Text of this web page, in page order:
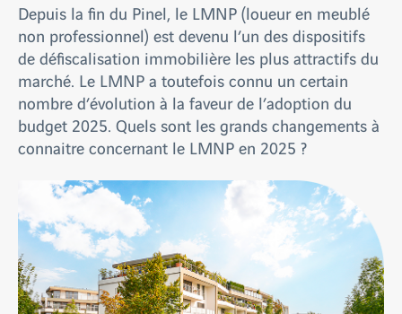
Depuis la fin du Pinel, le LMNP (loueur en meublé
non professionnel) est devenu l’un des dispositifs
de défiscalisation immobilière les plus attractifs du
marché. Le LMNP a toutefois connu un certain
nombre d’évolution à la faveur de l’adoption du
budget 2025. Quels sont les grands changements à
connaitre concernant le LMNP en 2025 ?